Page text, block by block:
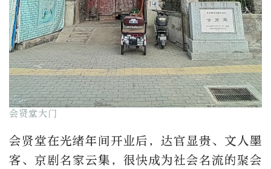
会贤堂大门
会贤堂在光绪年间开业后，达官显贵、文人墨
客、京剧名家云集，很快成为社会名流的聚会